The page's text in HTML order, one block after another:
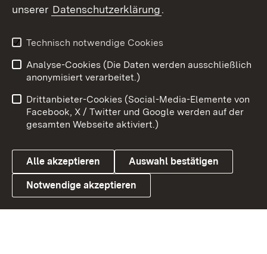
X / Twitter
Youtube
Link zum Landesportal
Benutzungshinweise
Barrierefreiheit
Datenschutz
Cookies
unserer Datenschutzerklärung.
Technisch notwendige Cookies
Analyse-Cookies (Die Daten werden ausschließlich
anonymisiert verarbeitet.)
Drittanbieter-Cookies (Social-Media-Elemente von
Facebook, X / Twitter und Google werden auf der
gesamten Webseite aktiviert.)
Alle akzeptieren Auswahl bestätigen
Notwendige akzeptieren